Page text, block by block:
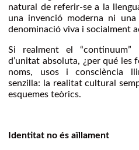
natural de referir-se a la
una invenció moderna ni
denominació viva i socialment
Si realment el
d’unitat absoluta, ¿per qué
noms, usos i consciència
senzilla: la realitat cultural
esquemes teòrics.
Identitat no és aïllament